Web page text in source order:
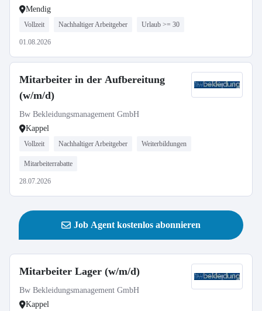
Mendig
Vollzeit Nachhaltiger Arbeitgeber Urlaub >= 30
01.08.2026
Mitarbeiter in der Aufbereitung
(w/m/d)
Bw Bekleidungsmanagement GmbH
Kappel
Vollzeit Nachhaltiger Arbeitgeber Weiterbildungen
Mitarbeiterrabatte
28.07.2026
Job Agent kostenlos abonnieren
Mitarbeiter Lager (w/m/d)
Bw Bekleidungsmanagement GmbH
Kappel